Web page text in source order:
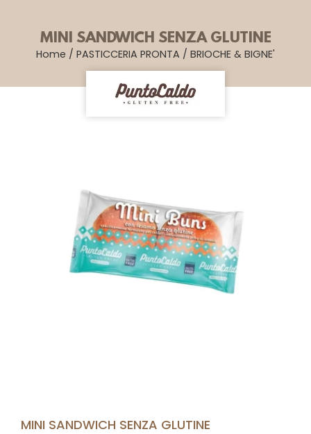
MINI SANDWICH SENZA GLUTINE
Home / PASTICCERIA PRONTA / BRIOCHE & BIGNE'
MINI SANDWICH SENZA GLUTINE